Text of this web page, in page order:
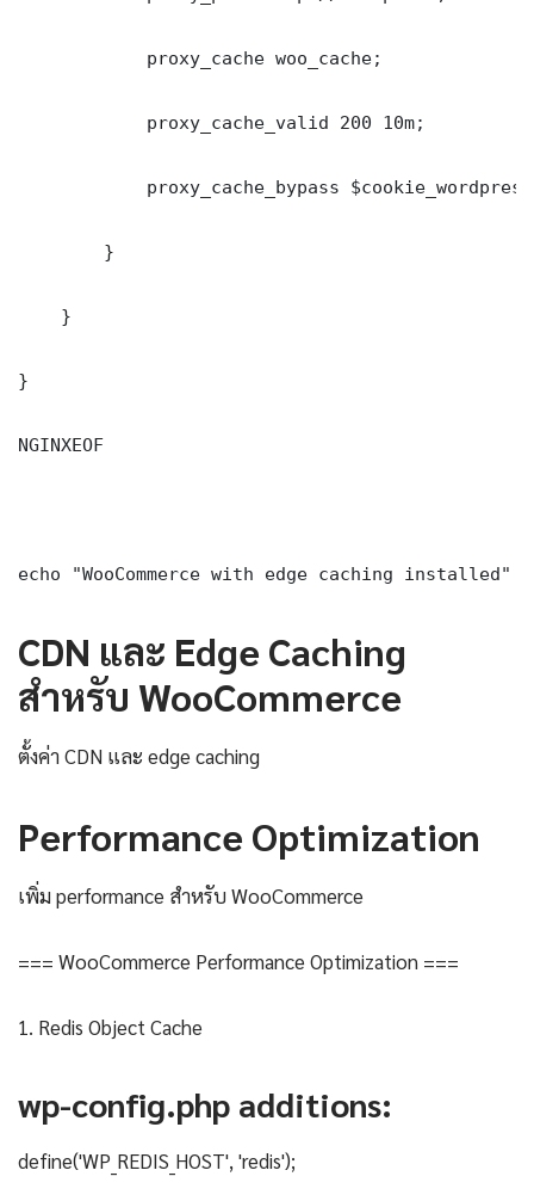
            proxy_cache woo_cache;
            proxy_cache_valid 200 10m;
proxy_cache_bypass
        }
    }
}
NGINXEOF
echo "WooCommerce with edge caching installed"
CDN และ Edge Caching
สำหรับ WooCommerce
ตั้งค่า CDN และ edge caching
Performance Optimization
เพิ่ม performance สำหรับ WooCommerce
=== WooCommerce Performance Optimization ===
1. Redis Object Cache
wp-config.php additions:
define('WP_REDIS_HOST', 'redis');